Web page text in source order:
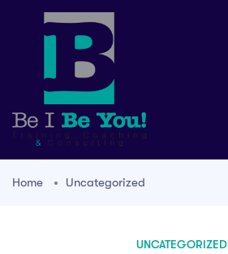
Home Uncategorized
UNCATEGORIZED